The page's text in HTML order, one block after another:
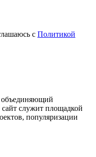
с Политикой
служит площадкой
популяризации